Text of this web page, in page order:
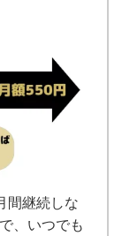
間継続しな
、いつでも